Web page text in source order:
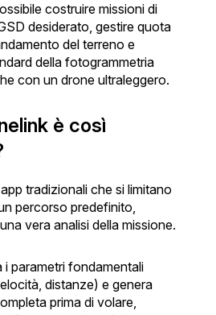
costruire missioni di
desiderato, gestire quota
del terreno e
della fotogrammetria
con un drone ultraleggero.
è così
tradizionali che si limitano
percorso predefinito,
vera analisi della missione.
parametri fondamentali
distanze) e genera
prima di volare,